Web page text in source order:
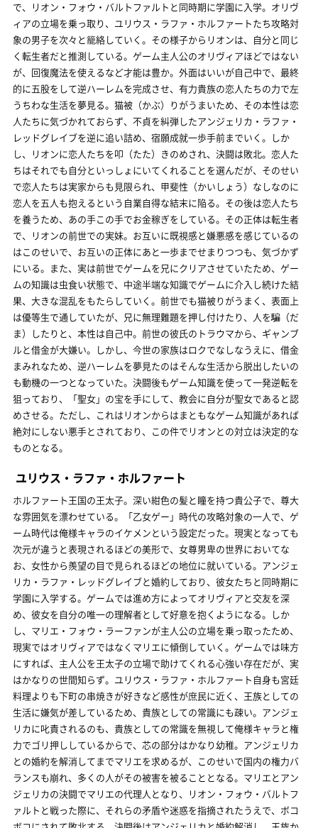
で、リオン・フォウ・バルトファルトと同時期に学園に入学。オリヴ
ィアの立場を乗っ取り、ユリウス・ラファ・ホルファートたち攻略対
象の男子を次々と籠絡していく。その様子からリオンは、自分と同じ
く転生者だと推測している。ゲーム主人公のオリヴィアほどではない
が、回復魔法を使えるなど才能は豊か。外面はいいが自己中で、最終
的に五股をして逆ハーレムを完成させ、有力貴族の恋人たちの力で左
うちわな生活を夢見る。猫被（かぶ）りがうまいため、その本性は恋
人たちに気づかれておらず、不貞を糾弾したアンジェリカ・ラファ・
レッドグレイブを逆に追い詰め、宿願成就一歩手前までいく。しか
し、リオンに恋人たちを叩（たた）きのめされ、決闘は敗北。恋人た
ちはそれでも自分といっしょにいてくれることを選んだが、そのせい
で恋人たちは実家からも見限られ、甲斐性（かいしょう）なしなのに
恋人を五人も抱えるという自業自得な結末に陥る。その後は恋人たち
を養うため、あの手この手でお金稼ぎをしている。その正体は転生者
で、リオンの前世での実妹。お互いに既視感と嫌悪感を感じているの
はこのせいで、お互いの正体にあと一歩までせまりつつも、気づかず
にいる。また、実は前世でゲームを兄にクリアさせていたため、ゲー
ムの知識は虫食い状態で、中途半端な知識でゲームに介入し続けた結
果、大きな混乱をもたらしていく。前世でも猫被りがうまく、表面上
は優等生で通していたが、兄に無理難題を押し付けたり、人を騙（だ
ま）したりと、本性は自己中。前世の彼氏のトラウマから、ギャンブ
ルと借金が大嫌い。しかし、今世の家族はロクでなしなうえに、借金
まみれなため、逆ハーレムを夢見たのはそんな生活から脱出したいの
も動機の一つとなっていた。決闘後もゲーム知識を使って一発逆転を
狙っており、「聖女」の宝を手にして、教会に自分が聖女であると認
めさせる。ただし、これはリオンからはまともなゲーム知識があれば
絶対にしない悪手とされており、この件でリオンとの対立は決定的な
ものとなる。
ユリウス・ラファ・ホルファート
ホルファート王国の王太子。深い紺色の髪と瞳を持つ貴公子で、尊大
な雰囲気を漂わせている。「乙女ゲー」時代の攻略対象の一人で、ゲ
ーム時代は俺様キャラのイケメンという設定だった。現実となっても
次元が違うと表現されるほどの美形で、女尊男卑の世界においてな
お、女性から羨望の目で見られるほどの地位に就いている。アンジェ
リカ・ラファ・レッドグレイブと婚約しており、彼女たちと同時期に
学園に入学する。ゲームでは進め方によってオリヴィアと交友を深
め、彼女を自分の唯一の理解者として好意を抱くようになる。しか
し、マリエ・フォウ・ラーファンが主人公の立場を乗っ取ったため、
現実ではオリヴィアではなくマリエに傾倒していく。ゲームでは味方
にすれば、主人公を王太子の立場で助けてくれる心強い存在だが、実
はかなりの世間知らず。ユリウス・ラファ・ホルファート自身も宮廷
料理よりも下町の串焼きが好きなど感性が庶民に近く、王族としての
生活に嫌気が差しているため、貴族としての常識にも疎い。アンジェ
リカに叱責されるのも、貴族としての常識を無視して俺様キャラと権
力でゴリ押ししているからで、芯の部分はかなり幼稚。アンジェリカ
との婚約を解消してまでマリエを求めるが、このせいで国内の権力バ
ランスも崩れ、多くの人がその被害を被ることとなる。マリエとアン
ジェリカの決闘でマリエの代理人となり、リオン・フォウ・バルトフ
ァルトと戦った際に、それらの矛盾や迷惑を指摘されたうえで、ボコ